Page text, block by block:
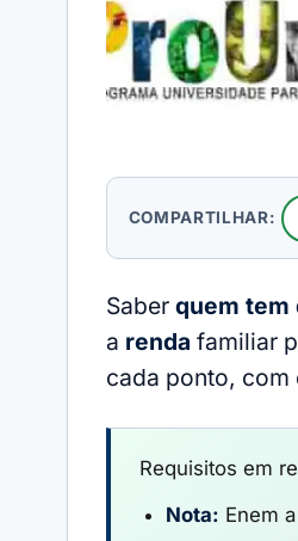
COMPARTILHAR:
Saber quem tem
a renda familiar
cada ponto, com
Requisitos em
Nota: Enem